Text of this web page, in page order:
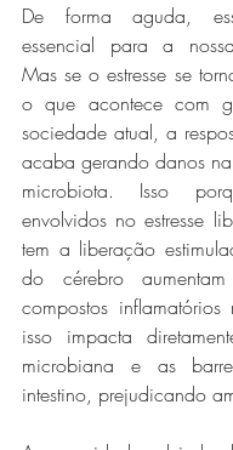
De forma aguda,
essencial para a
Mas se o estresse se
o que acontece com
sociedade atual, a
acaba gerando danos
microbiota. Isso
envolvidos no estresse
tem a liberação
do cérebro
compostos
isso impacta
microbiana e as
intestino, prejudicando